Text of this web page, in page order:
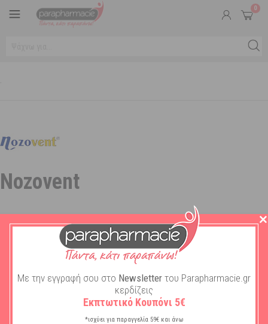
0
.
Nozovent
Δεν υπάρχουν προϊόντα Κάτω από αυτήν την Κατηγορία.
Με την εγγραφή σου στο Newsletter του Parapharmacie.gr
κερδίζεις
Εκπτωτικό Κουπόνι 5€
*ισχύει για παραγγελία 59€ και άνω